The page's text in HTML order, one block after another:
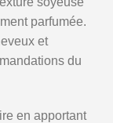
parfumée.
et
du
en apportant